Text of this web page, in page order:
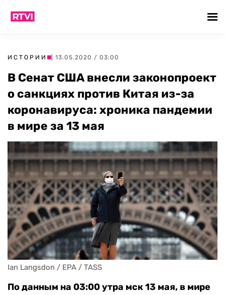
ИСТОРИИ | 13.05.2020 / 03:00
В Сенат США внесли законопроект
о санкциях против Китая из-за
коронавируса: хроника пандемии
в мире за 13 мая
Ian Langsdon / EPA / TASS
По данным на 03:00 утра мск 13 мая, в мире